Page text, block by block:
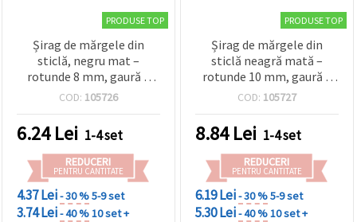
PRODUSE TOP
Șirag de mărgele din
sticlă, negru mat –
rotunde 8 mm, gaură 1
mm, aprox. 100 bucăți,
și elegante
COD: 105726
6.24Lei 1-4 set
REDUCERI
PENTRU CANTITATE
4.37 Lei- 30 %5-9 set
3.74 Lei- 40 %10 set +
PRODUSE TOP
Șirag de mărgele din
sticlă neagră mată –
rotunde 10 mm, gaură 1
mm, ~85 buc, pentru
moderne și elegante
COD: 105727
8.84Lei 1-4 set
REDUCERI
PENTRU CANTITATE
6.19 Lei- 30 %5-9 set
5.30 Lei- 40 %10 set +